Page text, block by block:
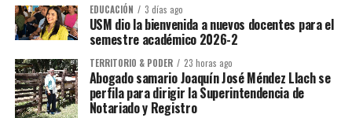
EDUCACIÓN 3 días ago
USM dio la bienvenida a nuevos docentes para el
semestre académico 2026-2
TERRITORIO & PODER 23 horas ago
Abogado samario Joaquín José Méndez Llach se
perfila para dirigir la Superintendencia de
Notariado y Registro